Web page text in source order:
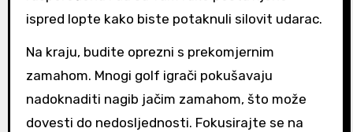
ispred lopte kako biste potaknuli silovit udarac.
Na kraju, budite oprezni s prekomjernim
zamahom. Mnogi golf igrači pokušavaju
nadoknaditi nagib jačim zamahom, što može
dovesti do nedosljednosti. Fokusirajte se na